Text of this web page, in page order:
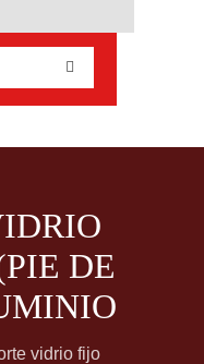
DE
vidrio fijo